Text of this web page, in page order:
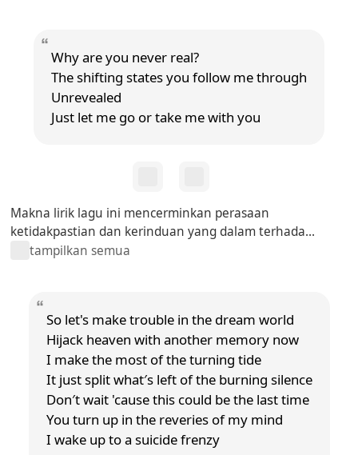
Why are you never real?
The shifting states you follow me through
Unrevealed
Just let me go or take me with you
Makna lirik lagu ini mencerminkan perasaan
ketidakpastian dan kerinduan yang dalam terhada...
tampilkan semua
So let's make trouble in the dream world
Hijack heaven with another memory now
I make the most of the turning tide
It just split what′s left of the burning silence
Don′t wait 'cause this could be the last time
You turn up in the reveries of my mind
I wake up to a suicide frenzy